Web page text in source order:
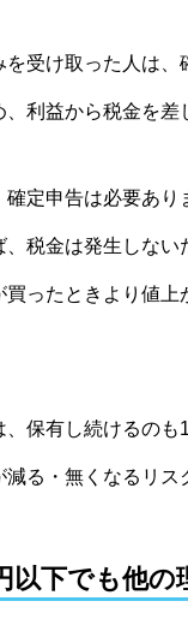
受け取った人は、
利益から税金を差
定申告は必要あり
税金は発生しない
ったときより値
保有し続けるのも
る・無くなるリス
以下でも他